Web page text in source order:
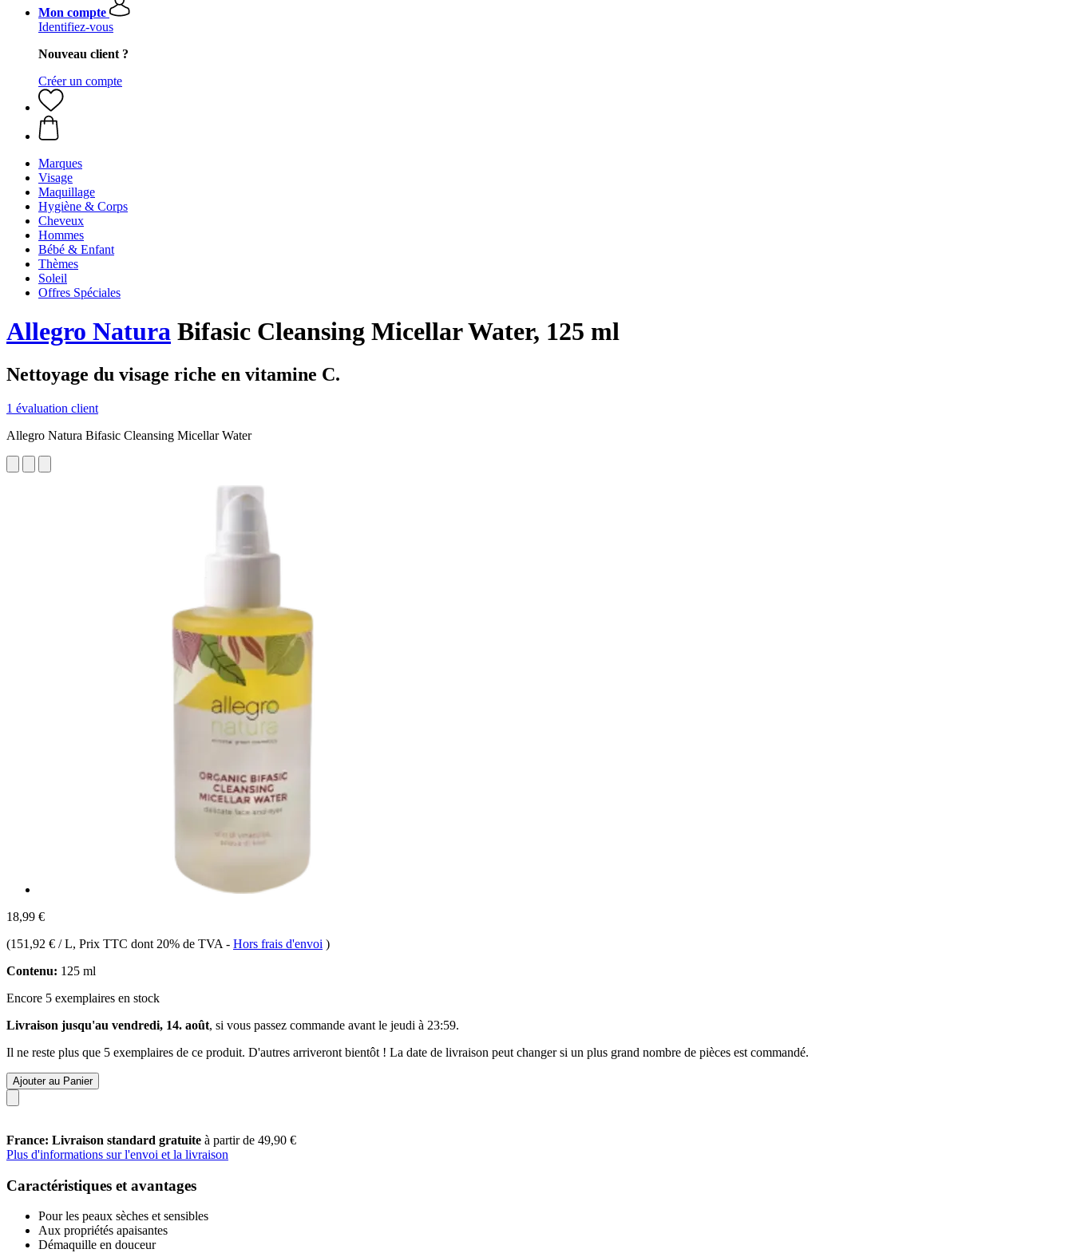
Mon compte
Identifiez-vous
Nouveau client ?
Créer un compte
Marques
Visage
Maquillage
Hygiène & Corps
Cheveux
Hommes
Bébé & Enfant
Thèmes
Soleil
Offres Spéciales
Allegro Natura Bifasic Cleansing Micellar Water, 125 ml
Nettoyage du visage riche en vitamine C.
1 évaluation client
Allegro Natura Bifasic Cleansing Micellar Water
18,99 €
(151,92 € / L, Prix TTC dont 20% de TVA - Hors frais d'envoi )
Contenu: 125 ml
Encore 5 exemplaires en stock
Livraison jusqu'au vendredi, 14. août, si vous passez commande avant le jeudi à 23:59.
Il ne reste plus que 5 exemplaires de ce produit. D'autres arriveront bientôt ! La date de livraison peut changer si un plus grand nombre de pièces est commandé.
Ajouter au Panier
France: Livraison standard gratuite à partir de 49,90 €
Plus d'informations sur l'envoi et la livraison
Caractéristiques et avantages
Pour les peaux sèches et sensibles
Aux propriétés apaisantes
Démaquille en douceur